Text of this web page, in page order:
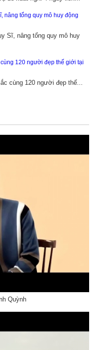
Sĩ, nâng tổng quy mô huy
cùng 120 người đẹp thế...
Quỳnh